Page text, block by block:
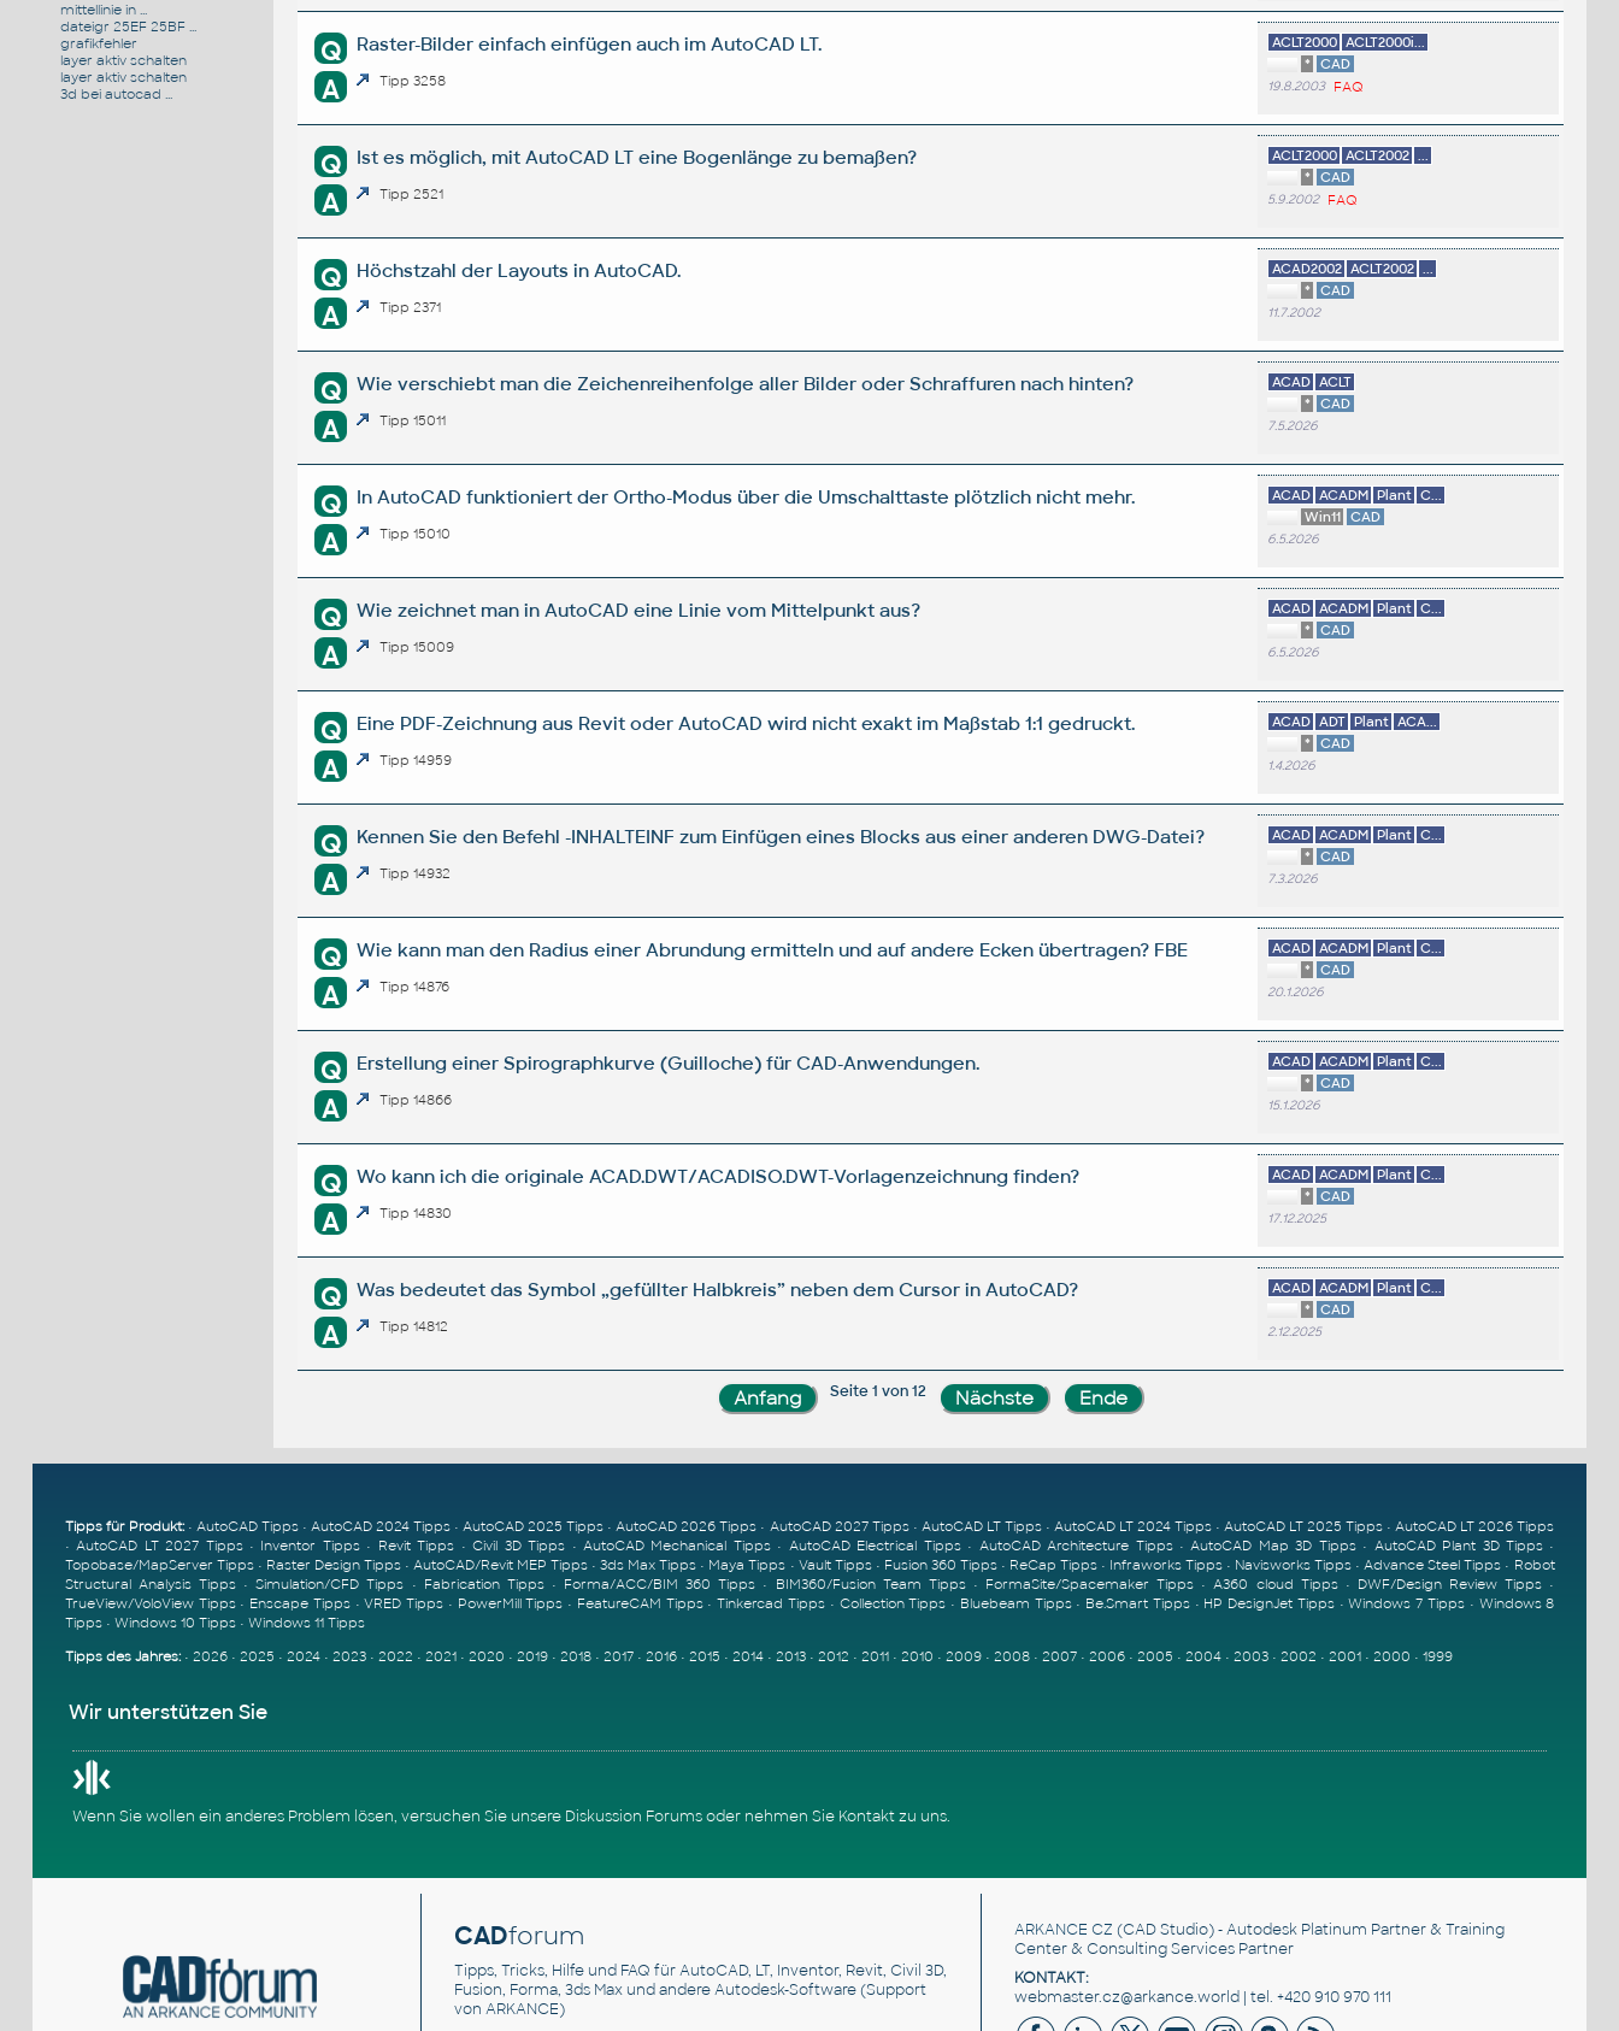
mittellinie in ...
dateigr 25EF 25BF ...
grafikfehler
layer aktiv schalten
layer aktiv schalten
3d bei autocad ...
Q Raster-Bilder einfach einfügen auch im AutoCAD LT.
A Tipp 3258
ACLT2000 ACLT2000i...
*
CAD
19.8.2003 FAQ
Q Ist es möglich, mit AutoCAD LT eine Bogenlänge zu bemaßen?
A Tipp 2521
ACLT2000 ACLT2002 ...
*
CAD
5.9.2002 FAQ
Q Höchstzahl der Layouts in AutoCAD.
A Tipp 2371
ACAD2002 ACLT2002 ...
*
CAD
11.7.2002
Q Wie verschiebt man die Zeichenreihenfolge aller Bilder oder Schraffuren nach hinten?
A Tipp 15011
ACAD ACLT
*
CAD
7.5.2026
Q In AutoCAD funktioniert der Ortho-Modus über die Umschalttaste plötzlich nicht mehr.
A Tipp 15010
ACAD ACADM Plant C...
Win11 CAD
6.5.2026
Q Wie zeichnet man in AutoCAD eine Linie vom Mittelpunkt aus?
A Tipp 15009
ACAD ACADM Plant C...
*
CAD
6.5.2026
Q Eine PDF-Zeichnung aus Revit oder AutoCAD wird nicht exakt im Maßstab 1:1 gedruckt.
A Tipp 14959
ACAD ADT Plant ACA...
*
CAD
1.4.2026
Q Kennen Sie den Befehl -INHALTEINF zum Einfügen eines Blocks aus einer anderen DWG-Datei?
A Tipp 14932
ACAD ACADM Plant C...
*
CAD
7.3.2026
Q Wie kann man den Radius einer Abrundung ermitteln und auf andere Ecken übertragen? FBE
A Tipp 14876
ACAD ACADM Plant C...
*
CAD
20.1.2026
Q Erstellung einer Spirographkurve (Guilloche) für CAD-Anwendungen.
A Tipp 14866
ACAD ACADM Plant C...
*
CAD
15.1.2026
Q Wo kann ich die originale ACAD.DWT/ACADISO.DWT-Vorlagenzeichnung finden?
A Tipp 14830
ACAD ACADM Plant C...
*
CAD
17.12.2025
Q Was bedeutet das Symbol „gefüllter Halbkreis” neben dem Cursor in AutoCAD?
A Tipp 14812
ACAD ACADM Plant C...
*
CAD
2.12.2025
Seite 1 von 12
Tipps für Produkt:• AutoCAD Tipps•AutoCAD 2024 Tipps •AutoCAD 2025 Tipps •AutoCAD 2026 Tipps • AutoCAD 2027 Tipps• AutoCAD LT Tipps• AutoCAD LT 2024 Tipps•AutoCAD LT 2025 Tipps •AutoCAD LT 2026 Tipps
•AutoCAD LT 2027 Tipps• Inventor Tipps• Revit Tipps •Civil 3D Tipps • AutoCAD Mechanical Tipps• AutoCAD Electrical Tipps• AutoCAD Architecture Tipps•AutoCAD Map 3D Tipps• AutoCAD Plant 3D Tipps •
Topobase/MapServer Tipps• Raster Design Tipps•AutoCAD/Revit MEP Tipps •3ds Max Tipps • Maya Tipps • Vault Tipps• Fusion 360 Tipps• ReCap Tipps• Infraworks Tipps • Navisworks Tipps •Advance Steel Tipps • Robot
Structural Analysis Tipps •Simulation/CFD Tipps • Fabrication Tipps• Forma/ACC/BIM 360 Tipps • BIM360/Fusion Team Tipps• FormaSite/Spacemaker Tipps •A360 cloud Tipps• DWF/Design Review Tipps •
TrueView/VoloView Tipps• Enscape Tipps•VRED Tipps • PowerMill Tipps • FeatureCAM Tipps•Tinkercad Tipps • Collection Tipps • Bluebeam Tipps• Be.Smart Tipps• HP DesignJet Tipps•Windows 7 Tipps • Windows 8
Tipps• Windows 10 Tipps• Windows 11 Tipps
Tipps des Jahres:• 2026• 2025 • 2024• 2023• 2022 • 2021• 2020 • 2019• 2018• 2017• 2016• 2015 • 2014• 2013• 2012 • 2011• 2010 • 2009• 2008• 2007• 2006• 2005 • 2004• 2003• 2002 • 2001• 2000 • 1999
Wir unterstützen Sie
Wenn Sie wollen ein anderes Problem lösen, versuchen Sie unsere Diskussion Forumsoder nehmen Sie Kontakt zu uns.
CADforum
Tipps, Tricks, Hilfe und FAQ für AutoCAD, LT, Inventor, Revit, Civil 3D,
Fusion, Forma, 3ds Max und andere Autodesk-Software (Support
von ARKANCE)
ARKANCE CZ (CAD Studio) - Autodesk Platinum Partner & Training
Center & Consulting Services Partner
KONTAKT:
webmaster.cz@arkance.world | tel. +420 910 970 111